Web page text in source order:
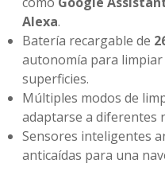
Alexa.
Batería recargable de
autonomía para limpiar
superficies.
Múltiples modos de
adaptarse a diferentes
Sensores inteligentes
anticaídas para una